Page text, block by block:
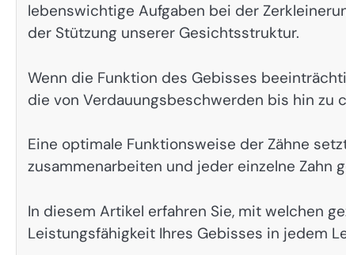
lebenswichtige Aufgaben bei der
der Stützung unserer Gesichtsstruktur.
Wenn die Funktion des Gebisses
die von Verdauungsbeschwerden bis hin zu
Eine optimale Funktionsweise der Zähne
zusammenarbeiten und jeder einzelne Zahn
In diesem Artikel erfahren Sie, mit welchen
Leistungsfähigkeit Ihres Gebisses in jedem